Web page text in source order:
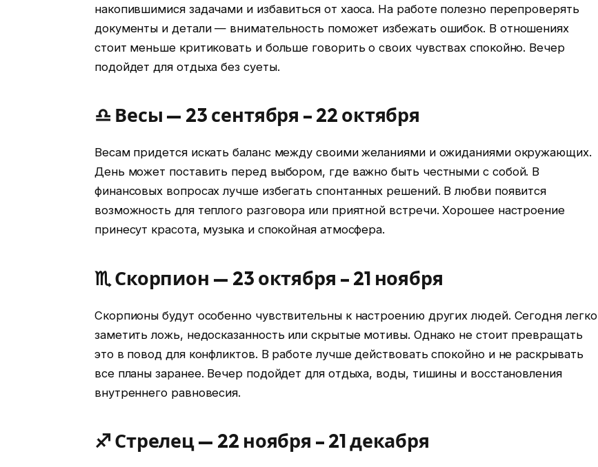
накопившимися задачами и избавиться от хаоса. На работе полезно перепроверять
документы и детали — внимательность поможет избежать ошибок. В отношениях
стоит меньше критиковать и больше говорить о своих чувствах спокойно. Вечер
подойдет для отдыха без суеты.
♎ Весы — 23 сентября – 22 октября
Весам придется искать баланс между своими желаниями и ожиданиями окружающих.
День может поставить перед выбором, где важно быть честными с собой. В
финансовых вопросах лучше избегать спонтанных решений. В любви появится
возможность для теплого разговора или приятной встречи. Хорошее настроение
принесут красота, музыка и спокойная атмосфера.
♏ Скорпион — 23 октября – 21 ноября
Скорпионы будут особенно чувствительны к настроению других людей. Сегодня легко
заметить ложь, недосказанность или скрытые мотивы. Однако не стоит превращать
это в повод для конфликтов. В работе лучше действовать спокойно и не раскрывать
все планы заранее. Вечер подойдет для отдыха, воды, тишины и восстановления
внутреннего равновесия.
♐ Стрелец — 22 ноября – 21 декабря